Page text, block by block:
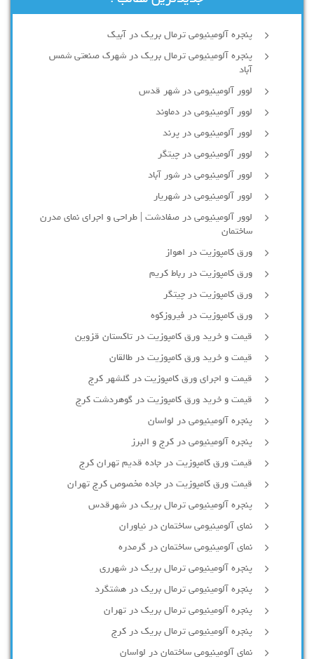
پنجره آلومینیومی ترمال بریک در آبیک
پنجره آلومینیومی ترمال بریک در شهرک صنعتی شمس
آباد
لوور آلومینیومی در شهر قدس
لوور آلومینیومی در دماوند
لوور آلومینیومی در پرند
لوور آلومینیومی در چیتگر
لوور آلومینیومی در شور آباد
لوور آلومينيومي در شهريار
لوور آلومینیومی در صفادشت | طراحی و اجرای نمای مدرن
ساختمان
ورق کامپوزیت در اهواز
ورق کامپوزیت در رباط کریم
ورق کامپوزیت در چیتگر
ورق کامپوزیت در فیروزکوه
قیمت و خرید ورق کامپوزیت در تاکستان قزوین
قیمت و خرید ورق کامپوزیت در طالقان
قیمت و اجرای ورق کامپوزیت در گلشهر کرج
قیمت و خرید ورق کامپوزیت در گوهردشت کرج
پنجره آلومینیومی در لواسان
پنجره آلومینیومی در کرج و البرز
قیمت ورق کامپوزیت در جاده قدیم تهران کرج
قیمت ورق کامپوزیت در جاده مخصوص کرج تهران
پنجره آلومینیومی ترمال بریک در شهرقدس
نمای آلومینیومی ساختمان در نیاوران
نمای آلومینیومی ساختمان در گرمدره
پنجره آلومینیومی ترمال بریک در شهرری
پنجره آلومینیومی ترمال بریک در هشتگرد
پنجره آلومینیومی ترمال بریک در تهران
پنجره آلومینیومی ترمال بریک در کرج
نمای آلومینیومی ساختمان در لواسان